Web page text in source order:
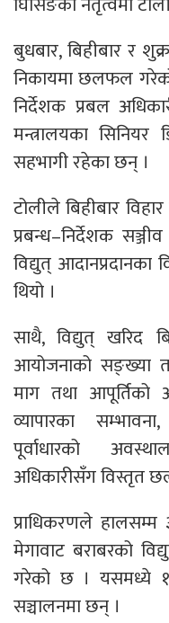
बुधबार, बिहीबार र
निकायमा छलफल गरेको
निर्देशक प्रबल
मन्त्रालयका सिनियर
सहभागी रहेका छन् ।
टोलीले बिहीबार
प्रबन्ध–निर्देशक
विद्युत्
थियो ।
साथै, विद्युत् खरिद
आयोजनाको सङ्ख्या
माग तथा आपूर्तिको
व्यापारका
पूर्वाधारको
अधिकारीसँग विस्तृत
प्राधिकरणले
मेगावाट बराबरको
गरेको छ । यसमध्ये
सञ्चालनमा छन् ।